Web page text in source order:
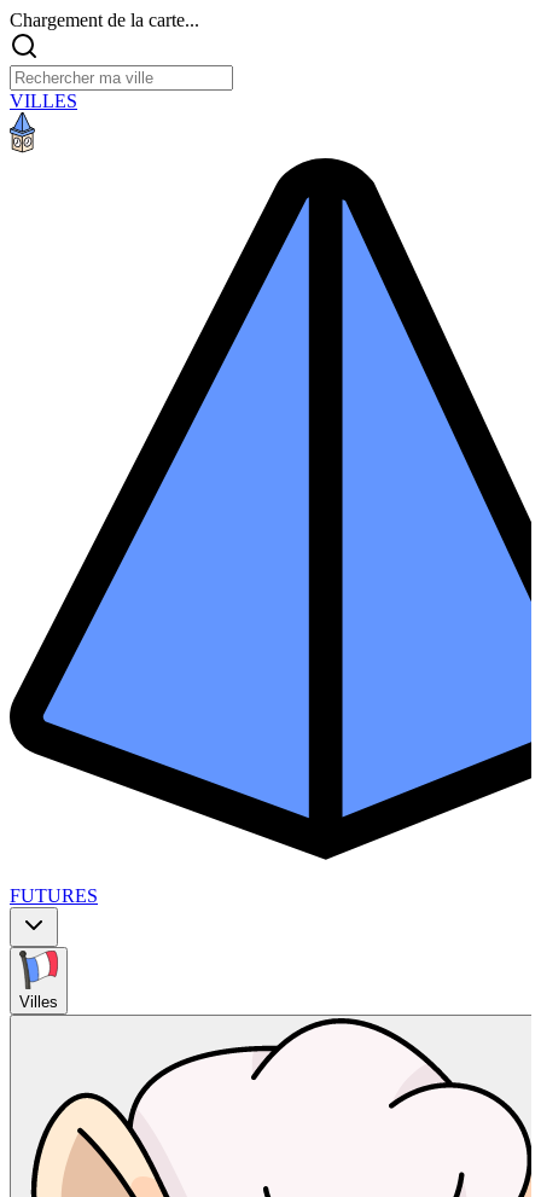
Chargement de la carte...
VILLES
FUTURES
Villes